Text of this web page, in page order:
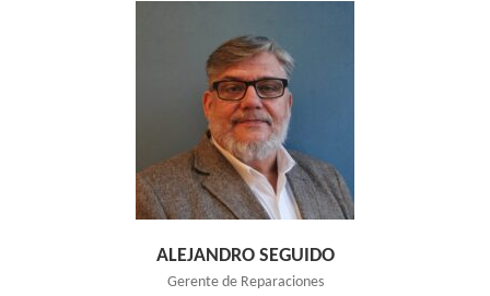
ALEJANDRO SEGUIDO
Gerente de Reparaciones